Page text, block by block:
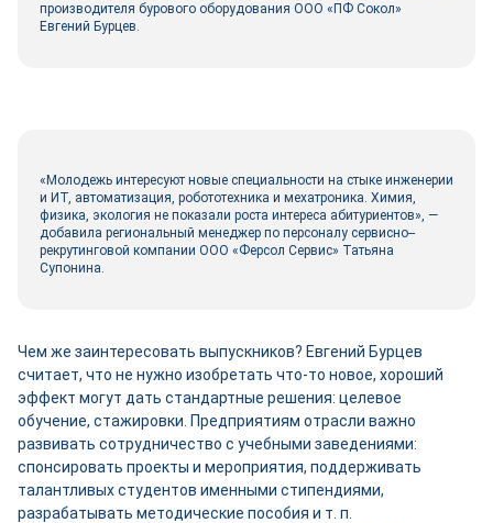
производителя бурового оборудования ООО «ПФ Сокол»
Евгений Бурцев.
«Молодежь интересуют новые специальности на стыке инженерии
и ИТ, автоматизация, робототехника и мехатроника. Химия,
физика, экология не показали роста интереса абитуриентов», —
добавила региональный менеджер по персоналу сервисно-­
рекрутинговой компании ООО «Ферсол Сервис» Татьяна
Супонина.
Чем же заинтересовать выпускников? Евгений Бурцев
считает, что не нужно изобретать что‑то новое, хороший
эффект могут дать стандартные решения: целевое
обучение, стажировки. Предприятиям отрасли важно
развивать сотрудничество с учебными заведениями:
спонсировать проекты и мероприятия, поддерживать
талантливых студентов именными стипендиями,
разрабатывать методические пособия и т. п.